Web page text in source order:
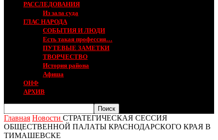
РАССЛЕДОВАНИЯ
Из зала суда
ГЛАС НАРОДА
СОБЫТИЯ И ЛЮДИ
Есть такая профессия…
ПУТЕВЫЕ ЗАМЕТКИ
ТВОРЧЕСТВО
История района
Афиша
ОНФ
АРХИВ
Главная Новости СТРАТЕГИЧЕСКАЯ СЕССИЯ
ОБЩЕСТВЕННОЙ ПАЛАТЫ КРАСНОДАРСКОГО КРАЯ В
ТИМАШЕВСКЕ